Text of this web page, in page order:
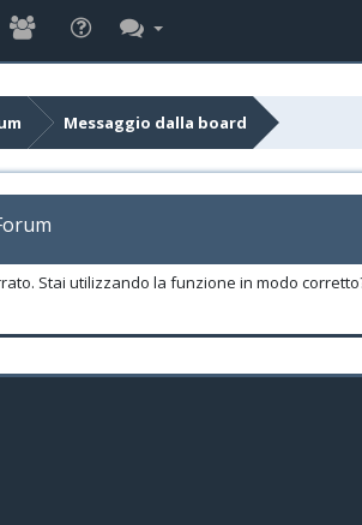
Messaggio dalla board
Stai utilizzando la funzione in modo